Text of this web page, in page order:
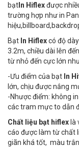
bạt In Hiflexđược
trường hợp như in
Bạt In Hiflexcó độ
3.2m, chiều dài lên
từ nhỏ đến cực lớn
-Ưu điểm của bạt In
lớn, chịu được nắng
-Nhược điểm: không
các tram mực to dẫn
Chất liệu bạt hiflex là
cáo được làm từ chất
giãn khá tốt, màu